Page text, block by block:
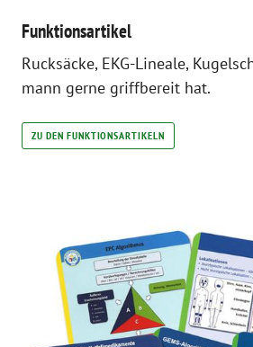
Funktionsartikel
Rucksäcke, EKG-Lineale,
mann gerne griffbereit hat.
ZU DEN FUNKTIONSARTIKELN